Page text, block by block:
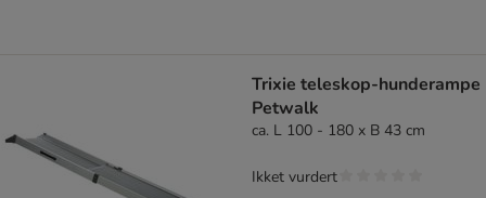
Trixie teleskop-hunderampe
Petwalk
ca. L 100 - 180 x B 43 cm
Ikket vurdert